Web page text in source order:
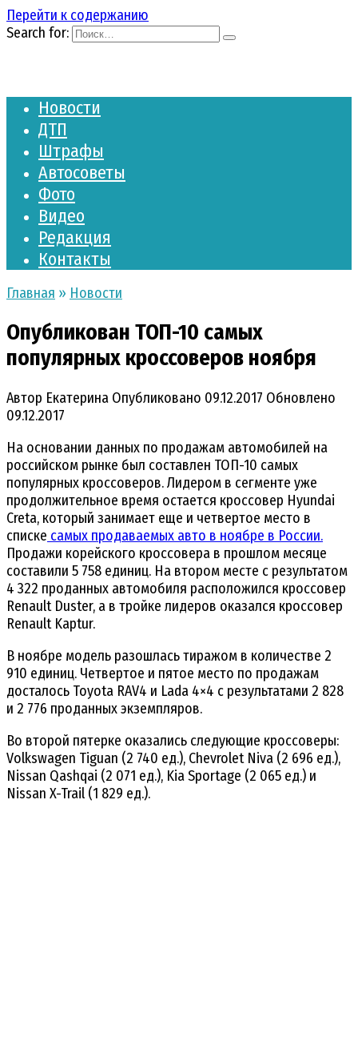
Перейти к содержанию
Search for:
Новости
ДТП
Штрафы
Автосоветы
Фото
Видео
Редакция
Контакты
Главная » Новости
Опубликован ТОП-10 самых
популярных кроссоверов ноября
Автор Екатерина Опубликовано 09.12.2017 Обновлено
09.12.2017
На основании данных по продажам автомобилей на
российском рынке был составлен ТОП-10 самых
популярных кроссоверов. Лидером в сегменте уже
продолжительное время остается кроссовер Hyundai
Creta, который занимает еще и четвертое место в
списке самых продаваемых авто в ноябре в России.
Продажи корейского кроссовера в прошлом месяце
составили 5 758 единиц. На втором месте с результатом
4 322 проданных автомобиля расположился кроссовер
Renault Duster, а в тройке лидеров оказался кроссовер
Renault Kaptur.
В ноябре модель разошлась тиражом в количестве 2
910 единиц. Четвертое и пятое место по продажам
досталось Toyota RAV4 и Lada 4×4 с результатами 2 828
и 2 776 проданных экземпляров.
Во второй пятерке оказались следующие кроссоверы:
Volkswagen Tiguan (2 740 ед.), Chevrolet Niva (2 696 ед.),
Nissan Qashqai (2 071 ед.), Kia Sportage (2 065 ед.) и
Nissan X-Trail (1 829 ед.).